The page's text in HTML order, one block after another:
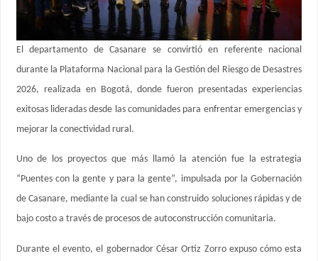
El departamento de Casanare se convirtió en referente nacional
durante la Plataforma Nacional para la Gestión del Riesgo de Desastres
2026, realizada en Bogotá, donde fueron presentadas experiencias
exitosas lideradas desde las comunidades para enfrentar emergencias y
mejorar la conectividad rural.
Uno de los proyectos que más llamó la atención fue la estrategia
“Puentes con la gente y para la gente”, impulsada por la Gobernación
de Casanare, mediante la cual se han construido soluciones rápidas y de
bajo costo a través de procesos de autoconstrucción comunitaria.
Durante el evento, el gobernador César Ortiz Zorro expuso cómo esta